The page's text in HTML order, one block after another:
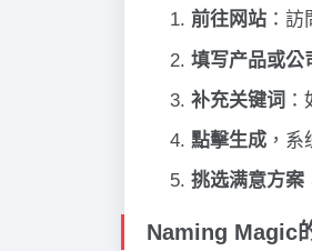
前往网站 ：訪
填写产品或公
补充关键词
點擊生成 ，
挑选满意方案
Naming Magic